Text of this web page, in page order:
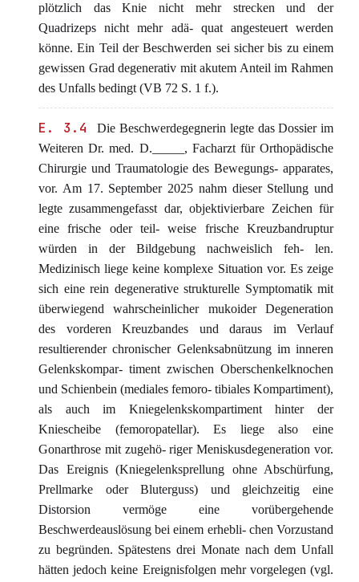
plötzlich das Knie nicht mehr strecken und der
Quadrizeps nicht mehr adä- quat angesteuert werden
könne. Ein Teil der Beschwerden sei sicher bis zu einem
gewissen Grad degenerativ mit akutem Anteil im Rahmen
des Unfalls bedingt (VB 72 S. 1 f.).
E. 3.4
Die Beschwerdegegnerin legte das Dossier im
Weiteren Dr. med. D._____, Facharzt für Orthopädische
Chirurgie und Traumatologie des Bewegungs- apparates,
vor. Am 17. September 2025 nahm dieser Stellung und
legte zusammengefasst dar, objektivierbare Zeichen für
eine frische oder teil- weise frische Kreuzbandruptur
würden in der Bildgebung nachweislich feh- len.
Medizinisch liege keine komplexe Situation vor. Es zeige
sich eine rein degenerative strukturelle Symptomatik mit
überwiegend wahrscheinlicher mukoider Degeneration
des vorderen Kreuzbandes und daraus im Verlauf
resultierender chronischer Gelenksabnützung im inneren
Gelenkskompar- timent zwischen Oberschenkelknochen
und Schienbein (mediales femoro- tibiales Kompartiment),
als auch im Kniegelenkskompartiment hinter der
Kniescheibe (femoropatellar). Es liege also eine
Gonarthrose mit zugehö- riger Meniskusdegeneration vor.
Das Ereignis (Kniegelenksprellung ohne Abschürfung,
Prellmarke oder Bluterguss) und gleichzeitig eine
Distorsion vermöge eine vorübergehende
Beschwerdeauslösung bei einem erhebli- chen Vorzustand
zu begründen. Spätestens drei Monate nach dem Unfall
hätten jedoch keine Ereignisfolgen mehr vorgelegen (vgl.